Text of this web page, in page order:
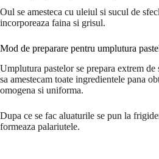
Oul se amesteca cu uleiul si sucul de
incorporeaza faina si grisul.
Mod de preparare pentru umplutura
Umplutura pastelor se prepara extrem
sa amestecam toate ingredientele pana
omogena si uniforma.
Dupa ce se fac aluaturile se pun la
formeaza palariutele.